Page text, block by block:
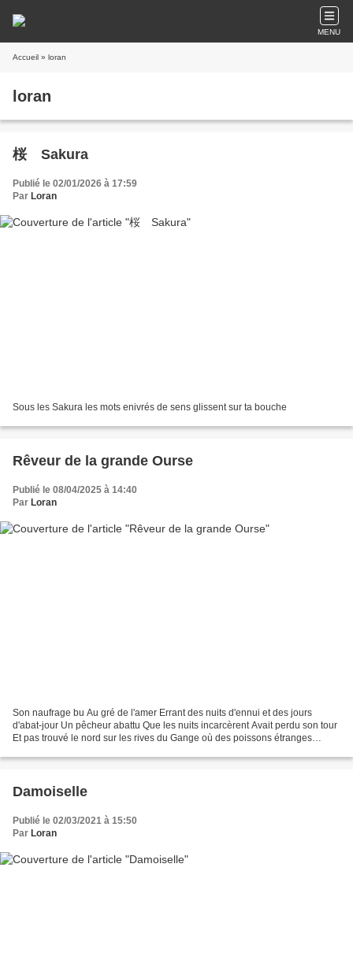
MENU
Accueil » loran
loran
桜 Sakura
Publié le 02/01/2026 à 17:59
Par Loran
Sous les Sakura les mots enivrés de sens glissent sur ta bouche
Rêveur de la grande Ourse
Publié le 08/04/2025 à 14:40
Par Loran
Son naufrage bu Au gré de l'amer Errant des nuits d'ennui et des jours
d'abat-jour Un pêcheur abattu Que les nuits incarcèrent Avait perdu son tour
Et pas trouvé le nord sur les rives du Gange où des poissons étranges
Damoiselle
Publié le 02/03/2021 à 15:50
Par Loran